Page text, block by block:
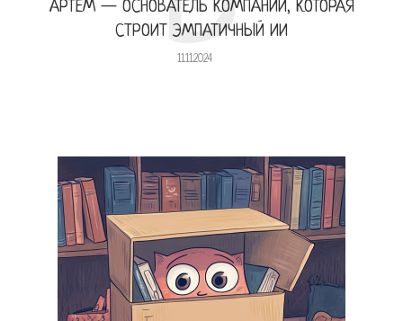
АРТЕМ — ОСНОВАТЕЛЬ КОМПАНИИ, КОТОРАЯ
СТРОИТ ЭМПАТИЧНЫЙ ИИ
11.11.2024